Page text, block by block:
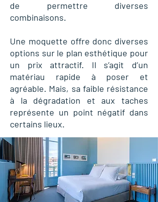
de permettre diverses
combinaisons.
Une moquette offre donc diverses
options sur le plan esthétique pour
un prix attractif. Il s’agit d’un
matériau rapide à poser et
agréable. Mais, sa faible résistance
à la dégradation et aux taches
représente un point négatif dans
certains lieux.